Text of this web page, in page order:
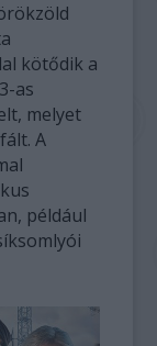
kötődik a
as
melyet
A
például